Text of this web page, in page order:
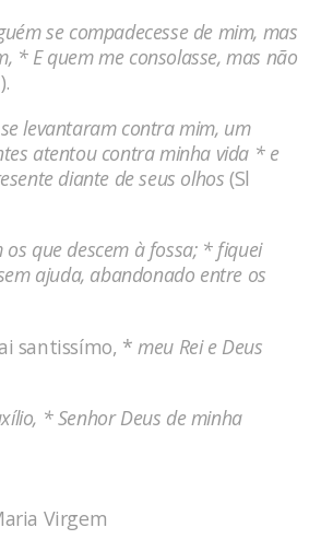
se compadecesse de mim, mas
* E quem me consolasse, mas não
levantaram contra mim, um
atentou contra minha vida * e
diante de seus olhos (Sl
os que descem à fossa; * fiquei
ajuda, abandonado entre os
santissímo, * meu Rei e Deus
* Senhor Deus de minha
Virgem